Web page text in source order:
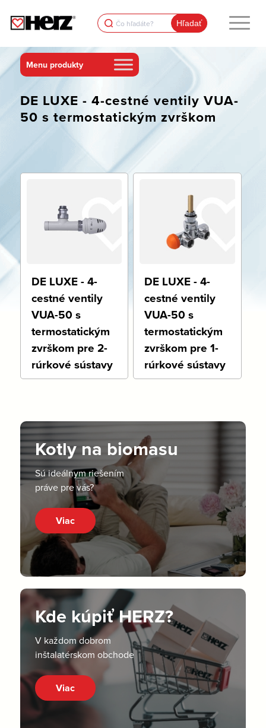
Search
for:
DE LUXE - 4-cestné ventily VUA-
50 s termostatickým zvrškom
DE LUXE - 4-
cestné ventily
VUA-50 s
termostatickým
zvrškom pre 2-
rúrkové sústavy
DE LUXE - 4-
cestné ventily
VUA-50 s
termostatickým
zvrškom pre 1-
rúrkové sústavy
Kotly na biomasu
Sú ideálnym riešením
práve pre vás?
Viac
Kde kúpiť HERZ?
V každom dobrom
inštalatérskom obchode
Viac